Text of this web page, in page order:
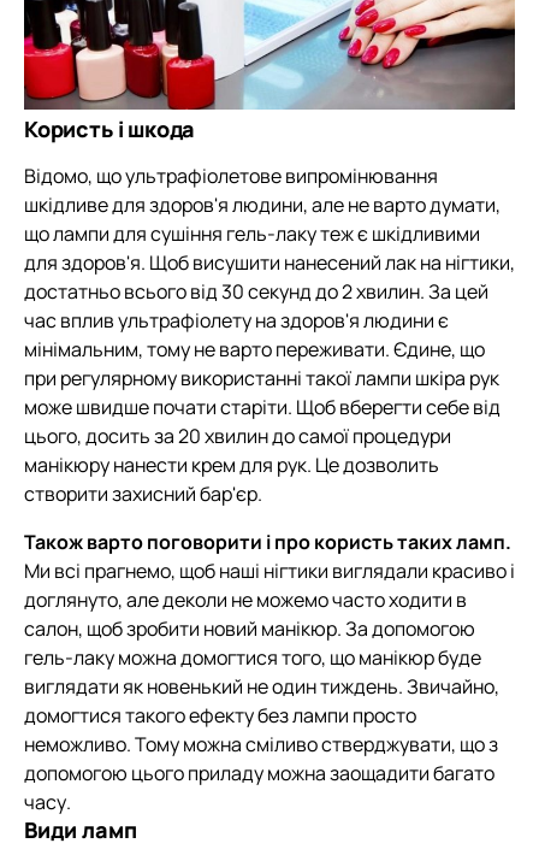
Користь і шкода
Відомо, що ультрафіолетове випромінювання
шкідливе для здоров'я людини, але не варто думати,
що лампи для сушіння гель-лаку теж є шкідливими
для здоров'я. Щоб висушити нанесений лак на нігтики,
достатньо всього від 30 секунд до 2 хвилин. За цей
час вплив ультрафіолету на здоров'я людини є
мінімальним, тому не варто переживати. Єдине, що
при регулярному використанні такої лампи шкіра рук
може швидше почати старіти. Щоб вберегти себе від
цього, досить за 20 хвилин до самої процедури
манікюру нанести крем для рук. Це дозволить
створити захисний бар'єр.
Також варто поговорити і про користь таких ламп.
Ми всі прагнемо, щоб наші нігтики виглядали красиво і
доглянуто, але деколи не можемо часто ходити в
салон, щоб зробити новий манікюр. За допомогою
гель-лаку можна домогтися того, що манікюр буде
виглядати як новенький не один тиждень. Звичайно,
домогтися такого ефекту без лампи просто
неможливо. Тому можна сміливо стверджувати, що з
допомогою цього приладу можна заощадити багато
часу.
Види ламп